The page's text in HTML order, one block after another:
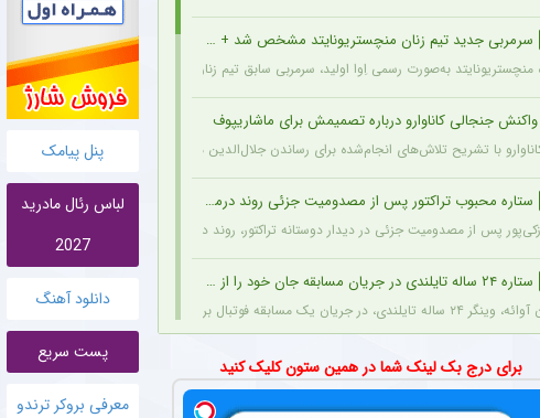
پنل پیامک
لباس رئال مادرید
2027
دانلود آهنگ
پست سریع
معرفی بروکر ترندو
سرمربی جدید تیم زنان منچستریونایتد مشخص شد + عکس
منچستریونایتد به‌صورت رسمی اِوا اولید، سرمربی سابق تیم زنان هارتس، را به‌عنوان سرمربی جدید
واکنش جنجالی کاناوارو درباره تصمیمش برای ماشاریپوف
کاناوارو با تشریح تلاش‌های انجام‌شده برای رساندن جلال‌الدین ماشاریپوف به جام جهانی تأکید
ستاره محبوب تراکتور پس از مصدومیت جزئی روند درمان را پشت سر گذاشت + عکس
زکی‌پور پس از مصدومیت جزئی در دیدار دوستانه تراکتور، روند درمان خود را پشت سر می‌گذارد و
ستاره ۲۴ ساله تایلندی در جریان مسابقه جان خود را از دست داد + عکس
در جریان یک مسابقه فوتبال بر اثر برخورد صاعقه جان خود را از دست داد.
اختلاف مالی آنتونیو آدان با استقلال بر سر مطالبات
دروازه‌بان سابق استقلال، به دلیل اختلاف بر سر مبلغ مطالبات (۱۰۰ تا ۲۰۰ هزار یورو) قصد شکایت از باشگاه را دارد.
برای درج بک لینک شما در همین ستون کلیک کنید